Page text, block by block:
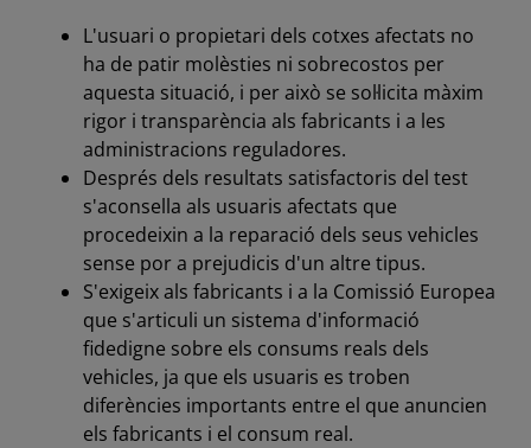
L'usuari o propietari dels cotxes afectats no
ha de patir molèsties ni sobrecostos per
aquesta situació, i per això se sol·licita màxim
rigor i transparència als fabricants i a les
administracions reguladores.
Després dels resultats satisfactoris del test
s'aconsella als usuaris afectats que
procedeixin a la reparació dels seus vehicles
sense por a prejudicis d'un altre tipus.
S'exigeix als fabricants i a la Comissió Europea
que s'articuli un sistema d'informació
fidedigne sobre els consums reals dels
vehicles, ja que els usuaris es troben
diferències importants entre el que anuncien
els fabricants i el consum real.